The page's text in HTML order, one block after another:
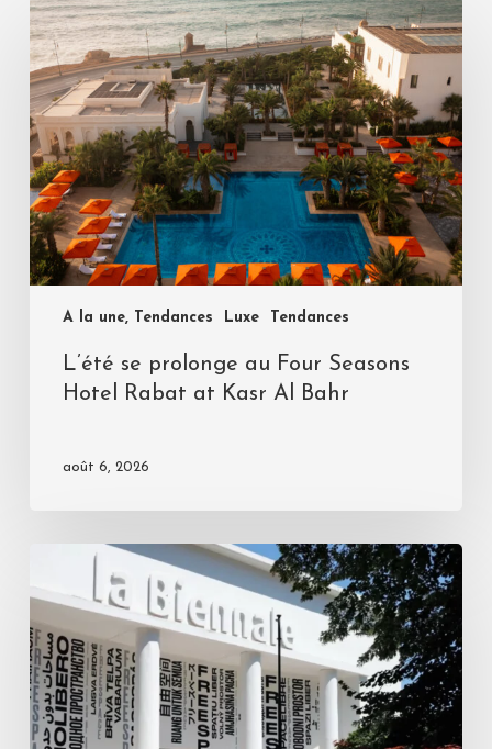
A la une, Tendances Luxe Tendances
L’été se prolonge au Four Seasons
Hotel Rabat at Kasr Al Bahr
août 6, 2026